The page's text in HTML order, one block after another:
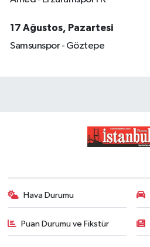
17 Ağustos, Pazartesi
Samsunspor - Göztepe
Hava Durumu
Puan Durumu ve Fikstür